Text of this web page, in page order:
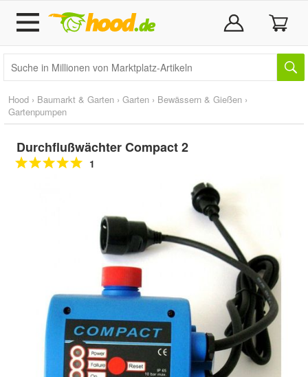
Hood › Baumarkt & Garten › Garten › Bewässern & Gießen ›
Gartenpumpen
Durchflußwächter Compact 2
1